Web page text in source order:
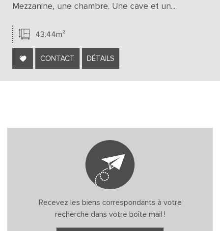
Mezzanine, une chambre. Une cave et un...
43.44m²
CONTACT DÉTAILS
Recevez les biens correspondants à votre
recherche dans votre boîte mail !